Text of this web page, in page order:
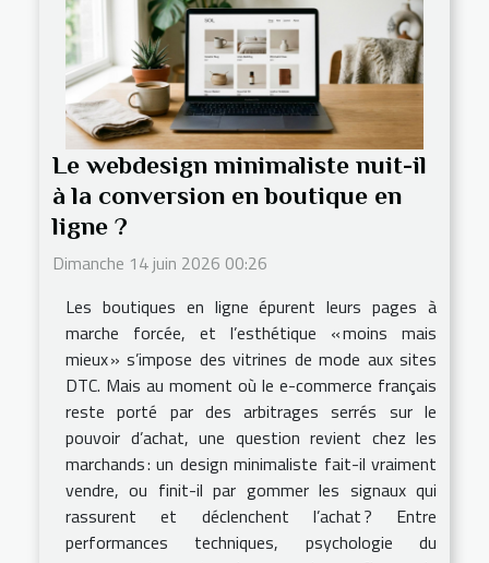
Le webdesign minimaliste nuit-il
à la conversion en boutique en
ligne ?
Dimanche 14 juin 2026 00:26
Les boutiques en ligne épurent leurs pages à
marche forcée, et l’esthétique « moins mais
mieux » s’impose des vitrines de mode aux sites
DTC. Mais au moment où le e-commerce français
reste porté par des arbitrages serrés sur le
pouvoir d’achat, une question revient chez les
marchands : un design minimaliste fait-il vraiment
vendre, ou finit-il par gommer les signaux qui
rassurent et déclenchent l’achat ? Entre
performances techniques, psychologie du